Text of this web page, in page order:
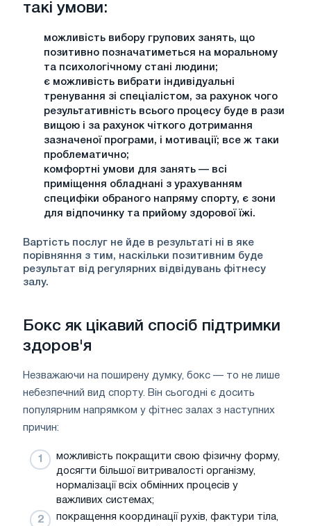
такі умови:
можливість вибору групових занять, що
позитивно позначатиметься на моральному
та психологічному стані людини;
є можливість вибрати індивідуальні
тренування зі спеціалістом, за рахунок чого
результативність всього процесу буде в рази
вищою і за рахунок чіткого дотримання
зазначеної програми, і мотивації; все ж таки
проблематично;
комфортні умови для занять — всі
приміщення обладнані з урахуванням
специфіки обраного напряму спорту, є зони
для відпочинку та прийому здорової їжі.
Вартість послуг не йде в результаті ні в яке
порівняння з тим, наскільки позитивним буде
результат від регулярних відвідувань фітнесу
залу.
Бокс як цікавий спосіб підтримки
здоров'я
Незважаючи на поширену думку, бокс — то не лише
небезпечний вид спорту. Він сьогодні є досить
популярним напрямком у фітнес залах з наступних
причин:
можливість покращити свою фізичну форму,
досягти більшої витривалості організму,
нормалізації всіх обмінних процесів у
важливих системах;
покращення координації рухів, фактури тіла,